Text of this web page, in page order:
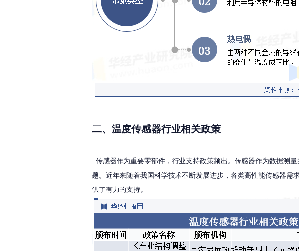
二、温度传感器行业相关政策
传感器作为重要零部件，行业支持政策频出。传感器作为数据测
题。近年来随着我国科学技术不断发展进步，各类高性能传感器
供了有力的支持。